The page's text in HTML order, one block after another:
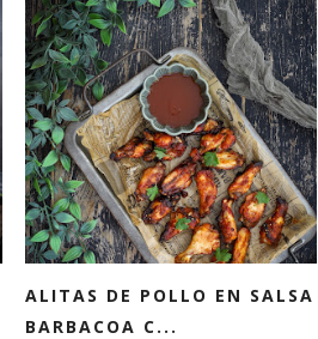
ALITAS DE POLLO EN SALSA
BARBACOA C...